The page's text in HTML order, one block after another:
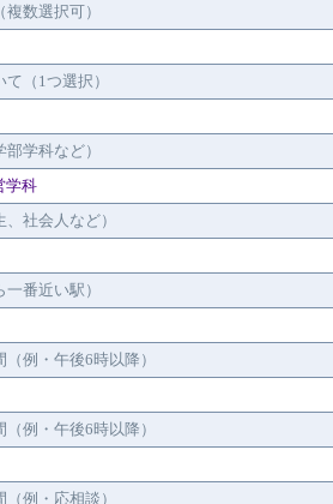
数選択可）
（1つ選択）
学科など）
学科
社会人など）
番近い駅）
例・午後6時以降）
例・午後6時以降）
例・応相談）